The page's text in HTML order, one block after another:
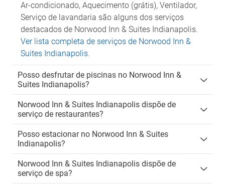
Ar-condicionado, Aquecimento (grátis), Ventilador,
Serviço de lavandaria são alguns dos serviços
destacados de Norwood Inn & Suites Indianapolis.
Ver lista completa de serviços de Norwood Inn &
Suites Indianapolis.
Posso desfrutar de piscinas no Norwood Inn &
Suites Indianapolis?
Norwood Inn & Suites Indianapolis dispõe de
serviço de restaurantes?
Posso estacionar no Norwood Inn & Suites
Indianapolis?
Norwood Inn & Suites Indianapolis dispõe de
serviço de spa?